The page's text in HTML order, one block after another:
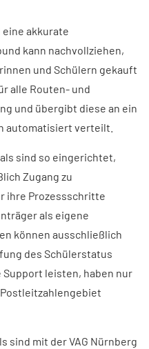
eine akkurate
kann nachvollziehen,
und Schülern gekauft
alle Routen- und
und übergibt diese an ein
automatisiert verteilt.
sind so eingerichtet,
Zugang zu
ihre Prozessschritte
als eigene
können ausschließlich
des Schülerstatus
leisten, haben nur
sind mit der VAG Nürnberg